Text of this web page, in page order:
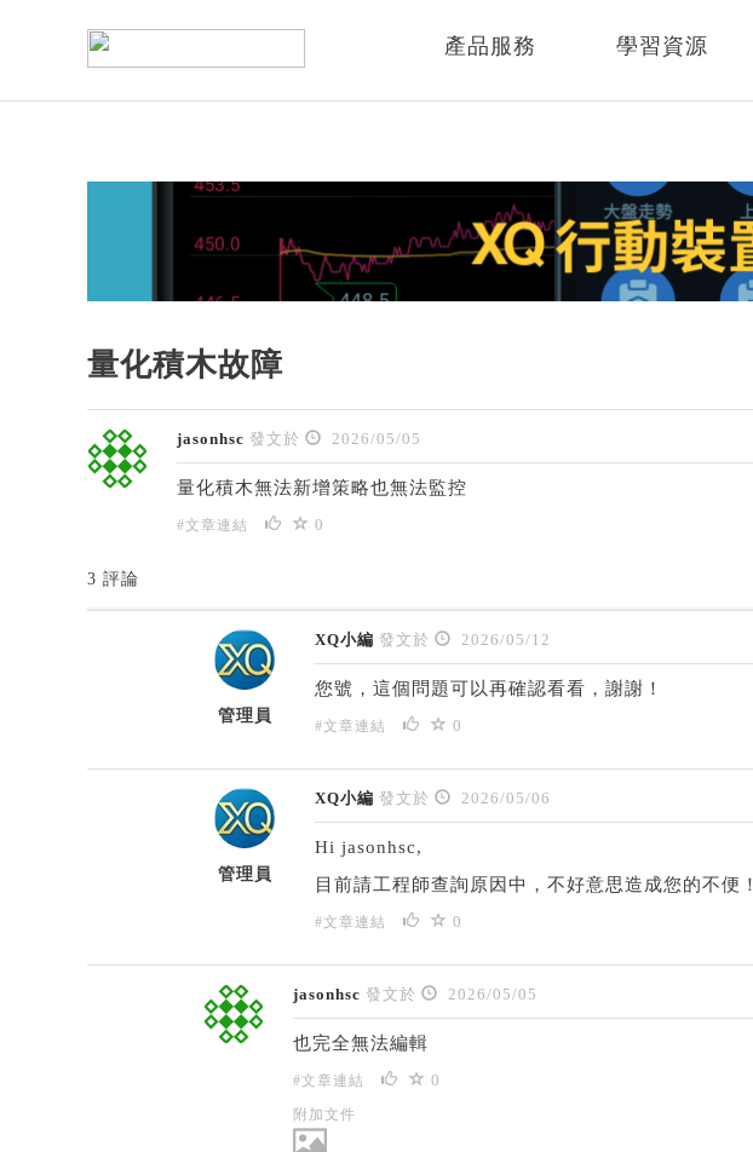
產品服務 學習資源
量化積木故障
jasonhsc 發文於 2026/05/05
量化積木無法新增策略也無法監控
#文章連結 0
3 評論
管理員
XQ小編 發文於 2026/05/12
您號，這個問題可以再確認看看，謝謝！
#文章連結 0
管理員
XQ小編 發文於 2026/05/06
Hi jasonhsc,
目前請工程師查詢原因中，不好意思造成您的不便！
#文章連結 0
jasonhsc 發文於 2026/05/05
也完全無法編輯
#文章連結 0
附加文件